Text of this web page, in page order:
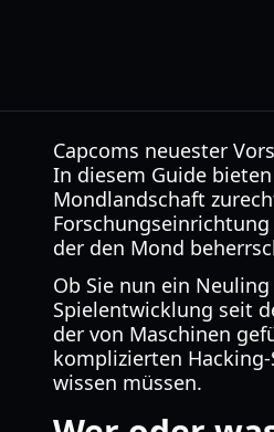
Capcoms neuester
In diesem Guide
Mondlandschaft
der den Mond
Ob Sie nun ein
Spielentwicklung seit
der von Maschinen
komplizierten
wissen müssen.